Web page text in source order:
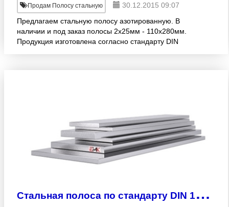
Продам Полосу стальную
30.12.2015 09:07
Предлагаем стальную полосу азотированную. В
наличии и под заказ полосы 2х25мм - 110х280мм.
Продукция изготовлена согласно стандарту DIN
С
тальная полоса по стандарту DIN 17210